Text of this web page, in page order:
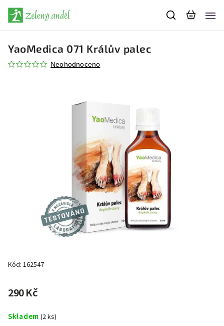
YaoMedica 071 Králův palec
Neohodnoceno
Kód: 162547
290 Kč
Skladem (2 ks)